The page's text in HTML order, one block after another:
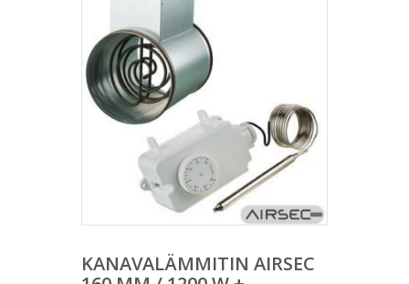
KANAVALÄMMITIN AIRSEC